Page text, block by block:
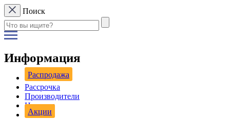
Поиск
Информация
Распродажа
Рассрочка
Производители
Новости
Акции